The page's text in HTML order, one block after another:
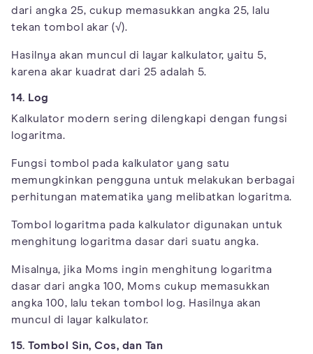
dari angka 25, cukup memasukkan angka 25, lalu
tekan tombol akar (√).
Hasilnya akan muncul di layar kalkulator, yaitu 5,
karena akar kuadrat dari 25 adalah 5.
14. Log
Kalkulator modern sering dilengkapi dengan fungsi
logaritma.
Fungsi tombol pada kalkulator yang satu
memungkinkan pengguna untuk melakukan berbagai
perhitungan matematika yang melibatkan logaritma.
Tombol logaritma pada kalkulator digunakan untuk
menghitung logaritma dasar dari suatu angka.
Misalnya, jika Moms ingin menghitung logaritma
dasar dari angka 100, Moms cukup memasukkan
angka 100, lalu tekan tombol log. Hasilnya akan
muncul di layar kalkulator.
15. Tombol Sin, Cos, dan Tan